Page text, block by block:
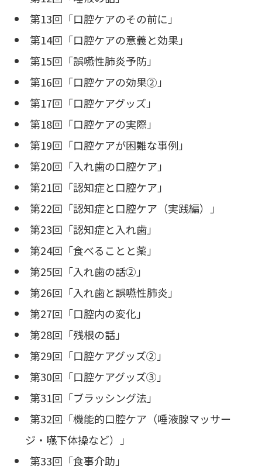
第13回「口腔ケアのその前に」
第14回「口腔ケアの意義と効果」
第15回「誤嚥性肺炎予防」
第16回「口腔ケアの効果②」
第17回「口腔ケアグッズ」
第18回「口腔ケアの実際」
第19回「口腔ケアが困難な事例」
第20回「入れ歯の口腔ケア」
第21回「認知症と口腔ケア」
第22回「認知症と口腔ケア（実践編）」
第23回「認知症と入れ歯」
第24回「食べることと薬」
第25回「入れ歯の話②」
第26回「入れ歯と誤嚥性肺炎」
第27回「口腔内の変化」
第28回「残根の話」
第29回「口腔ケアグッズ②」
第30回「口腔ケアグッズ③」
第31回「ブラッシング法」
第32回「機能的口腔ケア（唾液腺マッサー
ジ・嚥下体操など）」
第33回「食事介助」